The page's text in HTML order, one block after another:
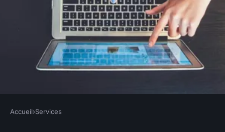
Accueil›Services